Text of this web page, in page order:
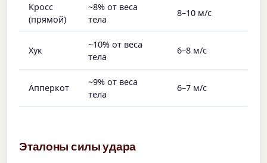
Кросс
(прямой)
~8% от веса
тела
8–10 м/с
Хук
~10% от веса
тела
6–8 м/с
Апперкот
~9% от веса
тела
6–7 м/с
Эталоны силы удара